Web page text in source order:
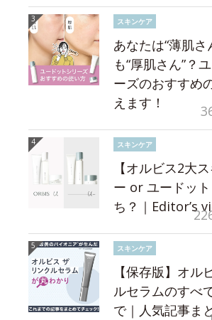
スキンケア
あなたは“薄肌さ
も“厚肌さん”？
ーズのおすすめ
えます！
スキンケア
【オルビス2大
ー or ユードッ
ち？｜Editor’s
スキンケア
【保存版】オル
ルセラムのすべ
で｜人気記事ま